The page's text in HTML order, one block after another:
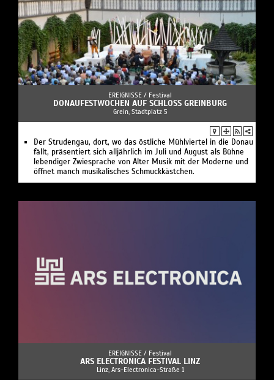
EREIGNISSE / Festival
DONAUFESTWOCHEN AUF SCHLOSS GREINBURG
Grein, Stadtplatz 5
Der Strudengau, dort, wo das östliche Mühlviertel in die Donau
fällt, präsentiert sich alljährlich im Juli und August als Bühne
lebendiger Zwiesprache von Alter Musik mit der Moderne und
öffnet manch musikalisches Schmuckkästchen.
EREIGNISSE / Festival
ARS ELECTRONICA FESTIVAL LINZ
Linz, Ars-Electronica-Straße 1